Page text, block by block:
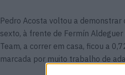
Pedro Acosta voltou a
sexto, à frente de Fermín
Team, a correr em casa, ficou a
marcada por muito trabalho de